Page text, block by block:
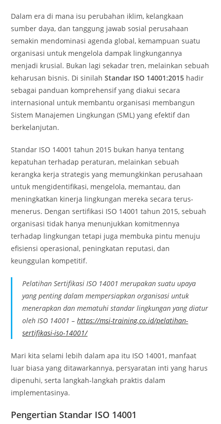
Dalam era di mana isu perubahan iklim, kelangkaan
sumber daya, dan tanggung jawab sosial perusahaan
semakin mendominasi agenda global, kemampuan suatu
organisasi untuk mengelola dampak lingkungannya
menjadi krusial. Bukan lagi sekadar tren, melainkan sebuah
keharusan bisnis. Di sinilahStandar ISO 14001:2015 hadir
sebagai panduan komprehensif yang diakui secara
internasional untuk membantu organisasi membangun
Sistem Manajemen Lingkungan (SML) yang efektif dan
berkelanjutan.
Standar ISO 14001 tahun 2015 bukan hanya tentang
kepatuhan terhadap peraturan, melainkan sebuah
kerangka kerja strategis yang memungkinkan perusahaan
untuk mengidentifikasi, mengelola, memantau, dan
meningkatkan kinerja lingkungan mereka secara terus-
menerus. Dengan sertifikasi ISO 14001 tahun 2015, sebuah
organisasi tidak hanya menunjukkan komitmennya
terhadap lingkungan tetapi juga membuka pintu menuju
efisiensi operasional, peningkatan reputasi, dan
keunggulan kompetitif.
Pelatihan Sertifikasi ISO 14001 merupakan suatu upaya
yang penting dalam mempersiapkan organisasi untuk
menerapkan dan mematuhi standar lingkungan yang diatur
oleh ISO 14001 –https://msi-training.co.id/pelatihan-
sertifikasi-iso-14001/
Mari kita selami lebih dalam apa itu ISO 14001, manfaat
luar biasa yang ditawarkannya, persyaratan inti yang harus
dipenuhi, serta langkah-langkah praktis dalam
implementasinya.
Pengertian Standar ISO 14001